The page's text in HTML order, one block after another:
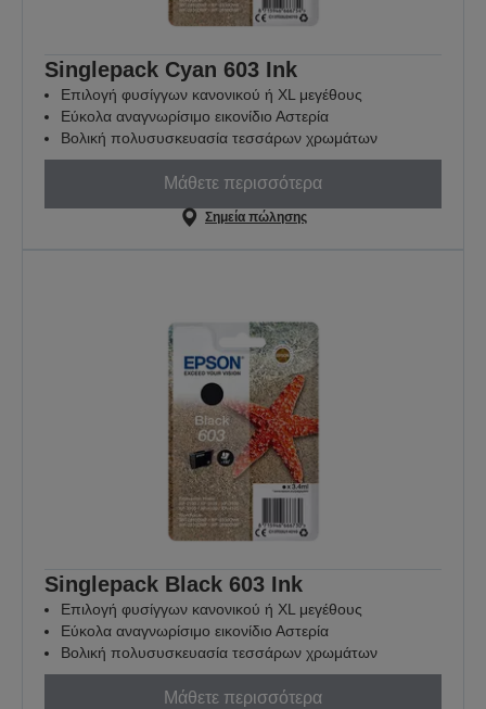
Singlepack Cyan 603 Ink
Επιλογή φυσίγγων κανονικού ή XL μεγέθους
Εύκολα αναγνωρίσιμο εικονίδιο Αστερία
Βολική πολυσυσκευασία τεσσάρων χρωμάτων
Μάθετε περισσότερα
Σημεία πώλησης
Singlepack Black 603 Ink
Επιλογή φυσίγγων κανονικού ή XL μεγέθους
Εύκολα αναγνωρίσιμο εικονίδιο Αστερία
Βολική πολυσυσκευασία τεσσάρων χρωμάτων
Μάθετε περισσότερα